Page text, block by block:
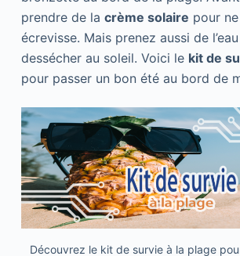
e
n
u
prendre de la crème solaire pour
écrevisse. Mais prenez aussi de
dessécher au soleil. Voici le kit de
pour passer un bon été au bord de
Découvrez le kit de survie à la plage